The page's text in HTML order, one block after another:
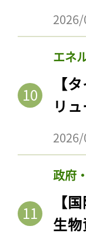
エネ
【
リ
政府
【
生